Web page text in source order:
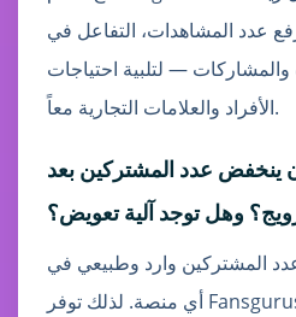
عدد المشاهدات، التفاعل في
والمشاركات — لتلبية احتياجات
الأفراد والعلامات التجارية معاً.
ينخفض عدد المشتركين بعد
وهل توجد آلية تعويض؟
المشتركين وارد وطبيعي في
أي منصة. لذلك توفر Fansgurus خدمة إعادة تعبئة تلقائية